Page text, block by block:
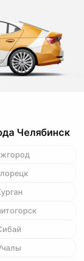
Челябинск